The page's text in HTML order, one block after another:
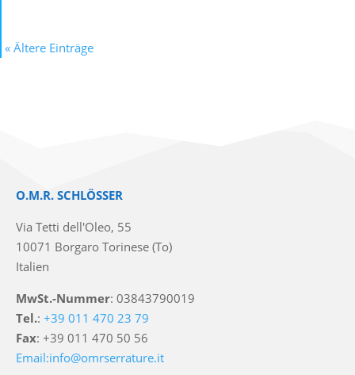
« Ältere Einträge
O.M.R. SCHLÖSSER
Via Tetti dell'Oleo, 55
10071 Borgaro Torinese (To)
Italien
MwSt.-Nummer: 03843790019
Tel.:+39 011 470 23 79
Fax: +39 011 470 50 56
Email:info@omrserrature.it